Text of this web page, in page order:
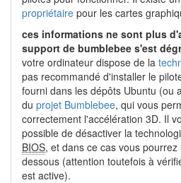
propriétaire pour les cartes
ces informations ne sont plus
support de bumblebee s'est
votre ordinateur dispose de la
pas recommandé d'installer le
fourni dans les dépôts Ubuntu (ou
du projet Bumblebee, qui vous
correctement l'accélération 3D. Il
possible de désactiver la
BIOS, et dans ce cas vous
dessous (attention toutefois à
est active).